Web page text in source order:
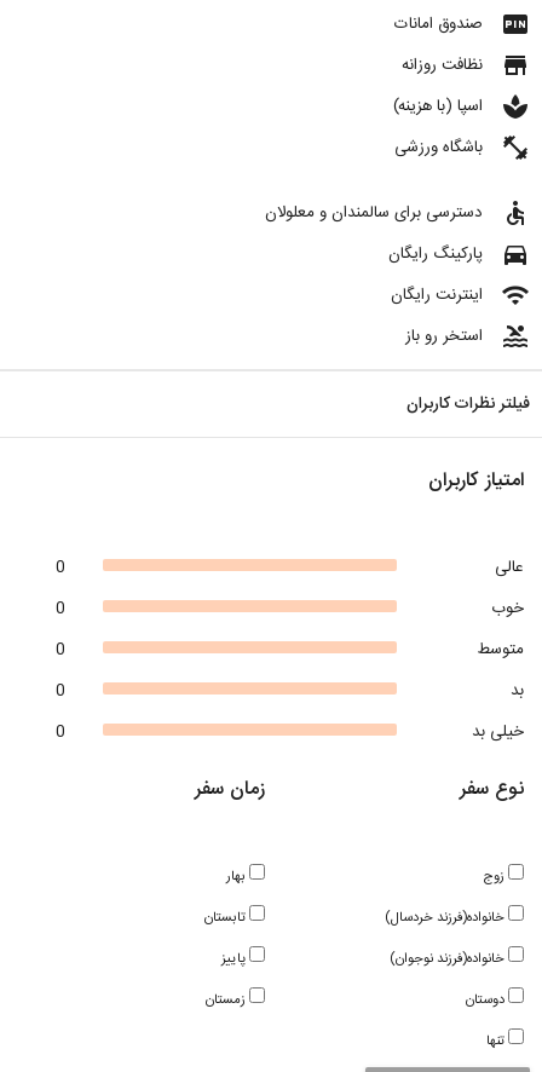
fiber_pin صندوق امانات
store نظافت روزانه
spa اسپا (با هزینه)
fitness_center باشگاه ورزشی
accessible دسترسی برای سالمندان و معلولان
directions_car پارکینگ رایگان
wifi اینترنت رایگان
pool استخر رو باز
فیلتر نظرات کاربران
امتیاز کاربران
0
عالی
0
خوب
0
متوسط
0
بد
0
خیلی بد
زمان سفر
بهار
تابستان
پاییز
زمستان
نوع سفر
زوج
خانواده(فرزند خردسال)
خانواده(فرزند نوجوان)
دوستان
تنها